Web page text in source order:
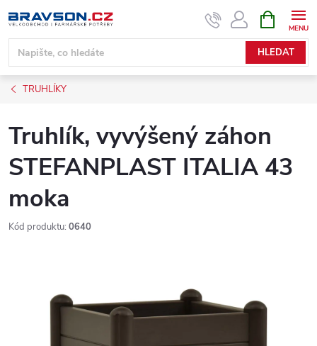
na
obsah
HLEDAT
NÁKUPNÍ
KOŠÍK
TRUHLÍKY
Truhlík, vyvýšený záhon
STEFANPLAST ITALIA 43
moka
Kód produktu: 0640